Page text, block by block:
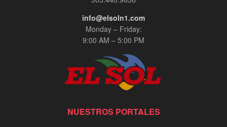
info@elsoln1.com
Monday – Friday:
9:00 AM – 5:00 PM
NUESTROS PORTALES